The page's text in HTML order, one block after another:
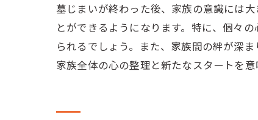
墓じまいが終わった後、家族の意識には
とができるようになります。特に、個々
られるでしょう。また、家族間の絆が深
家族全体の心の整理と新たなスタートを